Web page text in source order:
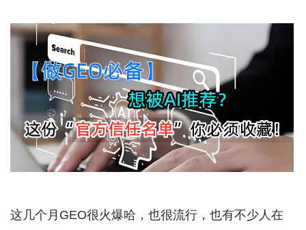
这几个月GEO很火爆哈，也很流行，也有不少人在